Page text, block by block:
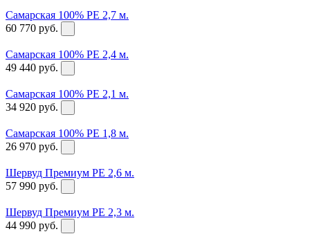
Самарская 100% PE 2,7 м.
60 770 руб.
Самарская 100% PE 2,4 м.
49 440 руб.
Самарская 100% PE 2,1 м.
34 920 руб.
Самарская 100% PE 1,8 м.
26 970 руб.
Шервуд Премиум PE 2,6 м.
57 990 руб.
Шервуд Премиум PE 2,3 м.
44 990 руб.